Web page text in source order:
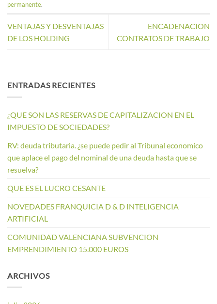
permanente.
VENTAJAS Y DESVENTAJAS
DE LOS HOLDING
ENCADENACION
CONTRATOS DE TRABAJO
ENTRADAS RECIENTES
¿QUE SON LAS RESERVAS DE CAPITALIZACION EN EL
IMPUESTO DE SOCIEDADES?
RV: deuda tributaria. ¿se puede pedir al Tribunal economico
que aplace el pago del nominal de una deuda hasta que se
resuelva?
QUE ES EL LUCRO CESANTE
NOVEDADES FRANQUICIA D & D INTELIGENCIA
ARTIFICIAL
COMUNIDAD VALENCIANA SUBVENCION
EMPRENDIMIENTO 15.000 EUROS
ARCHIVOS